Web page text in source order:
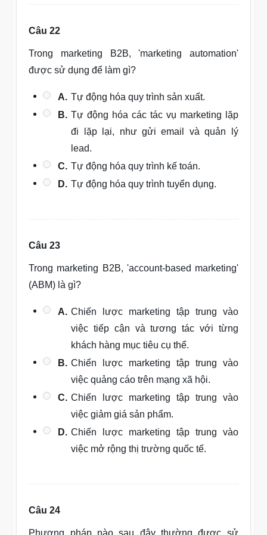
Câu 22
Trong marketing B2B, 'marketing automation'
được sử dụng để làm gì?
A. Tự động hóa quy trình sản xuất.
B. Tự động hóa các tác vụ marketing lặp
đi lặp lại, như gửi email và quản lý
lead.
C. Tự động hóa quy trình kế toán.
D. Tự động hóa quy trình tuyển dụng.
Câu 23
Trong marketing B2B, 'account-based marketing'
(ABM) là gì?
A. Chiến lược marketing tập trung vào
việc tiếp cận và tương tác với từng
khách hàng mục tiêu cụ thể.
B. Chiến lược marketing tập trung vào
việc quảng cáo trên mạng xã hội.
C. Chiến lược marketing tập trung vào
việc giảm giá sản phẩm.
D. Chiến lược marketing tập trung vào
việc mở rộng thị trường quốc tế.
Câu 24
Phương pháp nào sau đây thường được sử